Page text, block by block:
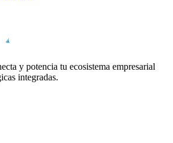
y potencia tu ecosistema empresarial
integradas.